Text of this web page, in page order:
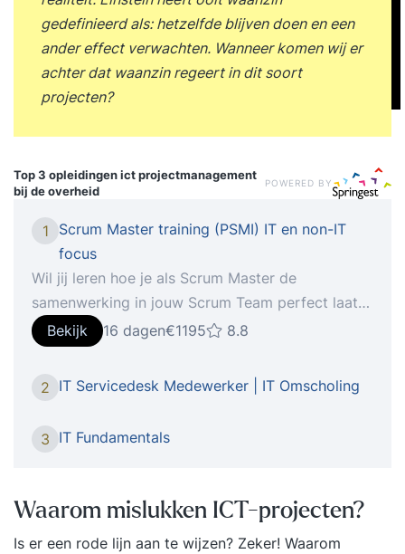
gedefinieerd als: hetzelfde blijven doen en een
ander effect verwachten. Wanneer komen wij er
achter dat waanzin regeert in dit soort
projecten?
Top 3 opleidingenict projectmanagement
bij de overheid
POWERED BY
1
Scrum Master training (PSMI) IT en non-IT
focus
Wil jij leren hoe je als Scrum Master de
samenwerking in jouw Scrum Team perfect laat
lopen? In deze 2-daagse gecertificeerde Scrum
Master training (PSMI) leer je alles wat je nodig
hebt. Wil jij leren hoe je als Scrum Master de
samenwerking in jouw team perfect laat lopen? In
training (PSMI) leer je alles wat je nodig hebt.
naar projecten afronden * Van miscommunicatie
naar elkaar verstaan * Van eindeloze meetings
naar efficiënte overleggen * Van onduidelijk wie
Bekijk 16 dagen€1195 8.8
2 IT Servicedesk Medewerker | IT Omscholing
3 IT Fundamentals
Waarom mislukken ICT-projecten?
Is er een rode lijn aan te wijzen? Zeker! Waarom